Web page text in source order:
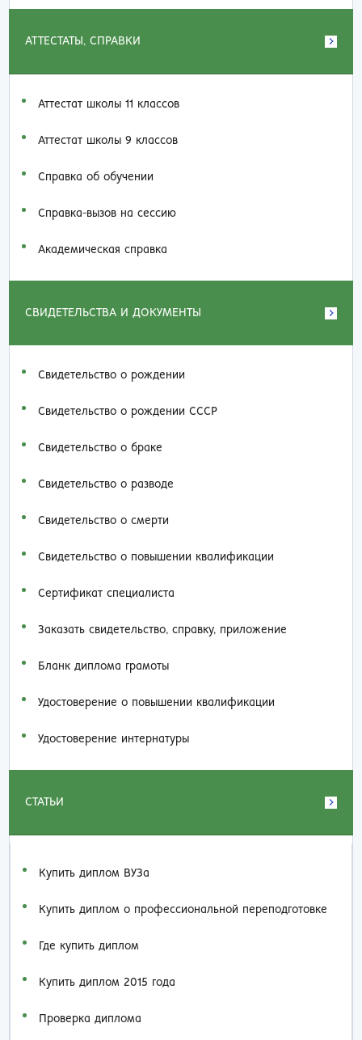
АТТЕСТАТЫ, СПРАВКИ
Аттестат школы 11 классов
Аттестат школы 9 классов
Справка об обучении
Справка-вызов на сессию
Академическая справка
СВИДЕТЕЛЬСТВА И ДОКУМЕНТЫ
Свидетельство о рождении
Свидетельство о рождении СССР
Свидетельство о браке
Свидетельство о разводе
Свидетельство о смерти
Свидетельство о повышении квалификации
Сертификат специалиста
Заказать cвидетельство, справку, приложение
Бланк диплома грамоты
Удостоверение о повышении квалификации
Удостоверение интернатуры
СТАТЬИ
Купить диплом ВУЗа
Купить диплом о профессиональной переподготовке
Где купить диплом
Купить диплом 2015 года
Проверка диплома